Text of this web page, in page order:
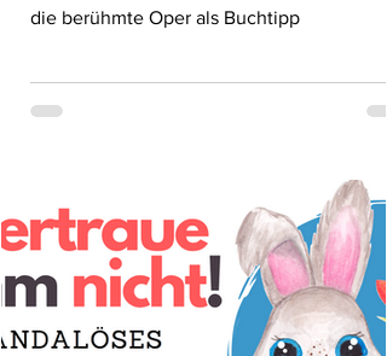
die berühmte Oper als Buchtipp